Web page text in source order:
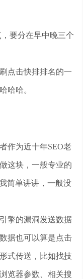
要分在早中晚三个
点击快排排名的一
哈哈。
作为近十年SEO老
这块，一般专业的
简单讲讲，一般没
擎的漏洞发送数据
据也可以算是点击
式传送，比如找技
览器参数、相关搜